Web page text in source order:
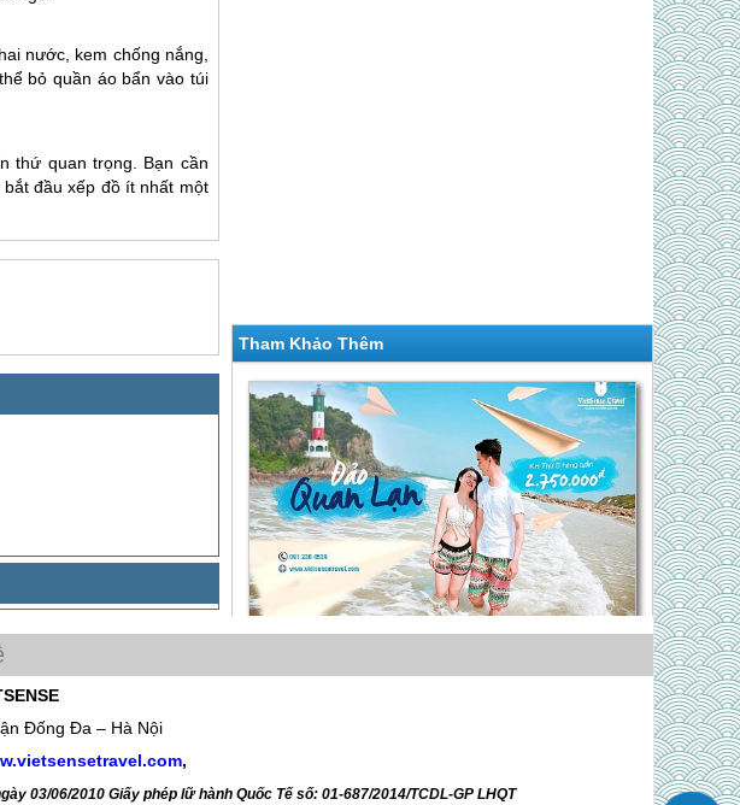
Tham Khảo Thêm
LẠN
nước, kem chống nắng,
bỏ quần áo bẩn vào túi
thứ quan trọng. Bạn cần
đầu xếp đồ ít nhất một
Đống Đa – Hà Nội
,
03/06/2010 Giấy phép lữ hành Quốc Tế số: 01-687/2014/TCDL-GP LHQT